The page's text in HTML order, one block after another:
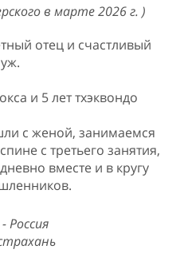
в марте 2026 г. )
отец и счастливый
и 5 лет тхэквондо
с женой, занимаемся
с третьего занятия,
вместе и в кругу
Россия